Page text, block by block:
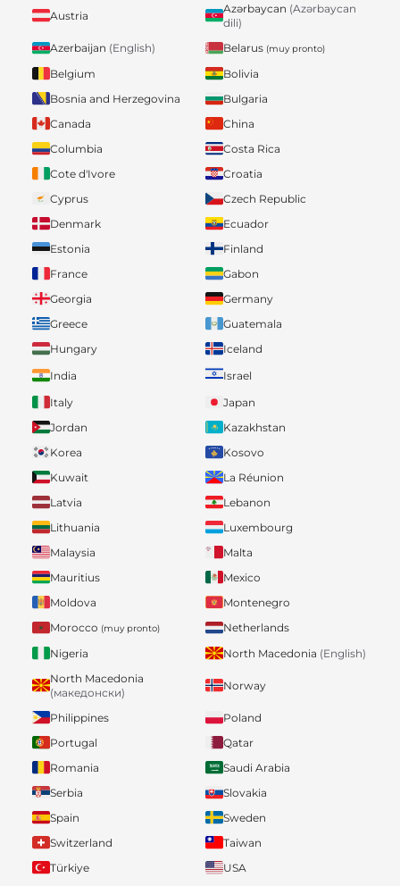
Austria
Azərbaycan (Azərbaycan
dili)
Azerbaijan (English) Belarus (muy pronto)
Belgium
Bolivia
Bosnia and Herzegovina
Bulgaria
Canada
China
Columbia
Costa Rica
Cote d'Ivore
Croatia
Cyprus
Czech Republic
Denmark
Ecuador
Estonia
Finland
France
Gabon
Georgia
Germany
Greece
Guatemala
Hungary
Iceland
India
Israel
Italy
Japan
Jordan
Kazakhstan
Korea
Kosovo
Kuwait
La Réunion
Latvia
Lebanon
Lithuania
Luxembourg
Malaysia
Malta
Mauritius
Mexico
Moldova
Montenegro
Morocco (muy pronto)
Netherlands
Nigeria
North Macedonia (English)
North Macedonia
(македонски)
Norway
Philippines
Poland
Portugal
Qatar
Romania
Saudi Arabia
Serbia
Slovakia
Spain
Sweden
Switzerland
Taiwan
Türkiye
USA